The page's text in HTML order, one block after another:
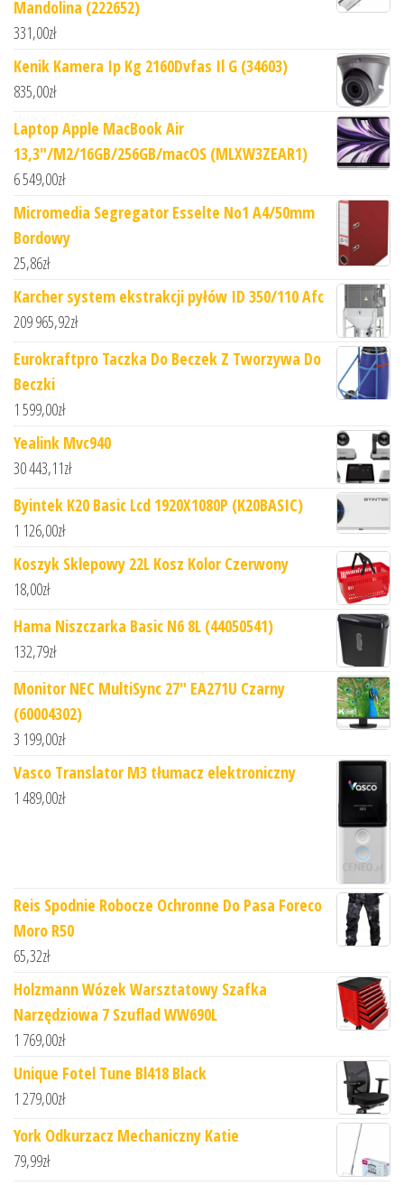
Mandolina (222652)
331,00zł
Kenik Kamera Ip Kg 2160Dvfas Il G (34603)
835,00zł
Laptop Apple MacBook Air
13,3"/M2/16GB/256GB/macOS (MLXW3ZEAR1)
6 549,00zł
Micromedia Segregator Esselte No1 A4/50mm
Bordowy
25,86zł
Karcher system ekstrakcji pyłów ID 350/110 Afc
209 965,92zł
Eurokraftpro Taczka Do Beczek Z Tworzywa Do
Beczki
1 599,00zł
Yealink Mvc940
30 443,11zł
Byintek K20 Basic Lcd 1920X1080P (K20BASIC)
1 126,00zł
Koszyk Sklepowy 22L Kosz Kolor Czerwony
18,00zł
Hama Niszczarka Basic N6 8L (44050541)
132,79zł
Monitor NEC MultiSync 27" EA271U Czarny
(60004302)
3 199,00zł
Vasco Translator M3 tłumacz elektroniczny
1 489,00zł
Reis Spodnie Robocze Ochronne Do Pasa Foreco
Moro R50
65,32zł
Holzmann Wózek Warsztatowy Szafka
Narzędziowa 7 Szuflad WW690L
1 769,00zł
Unique Fotel Tune Bl418 Black
1 279,00zł
York Odkurzacz Mechaniczny Katie
79,99zł